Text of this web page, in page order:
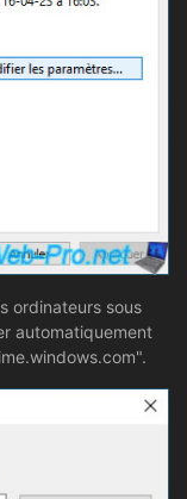
ordinateurs sous
automatiquement